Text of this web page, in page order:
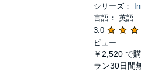
シリーズ：
言語： 英語
3.0
ビュー
￥2,520 で
ラン30日間